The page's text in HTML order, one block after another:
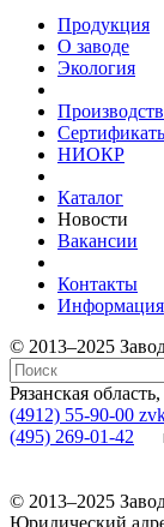
Продукция
О заводе
Экология
НИОКР
Каталог
Новости
Вакансии
Контакты
Информация
© 2013–2025
Рязанская
(4912) 55-90-00
(495) 269-01-42
© 2013–2025
Юридический